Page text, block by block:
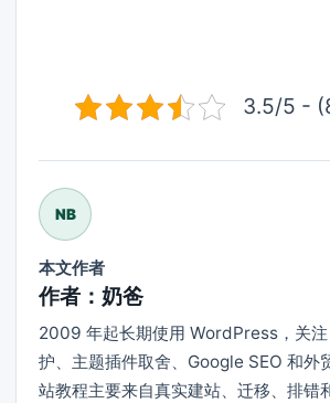
3.5/5 -
NB
本文作者
作者：奶爸
2009 年起长期使用 WordPress，关注
护、主题插件取舍、Google SEO 和外
站教程主要来自真实建站、迁移、排错